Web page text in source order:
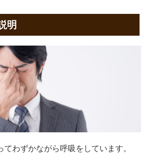
明
わずかながら呼吸をしています。